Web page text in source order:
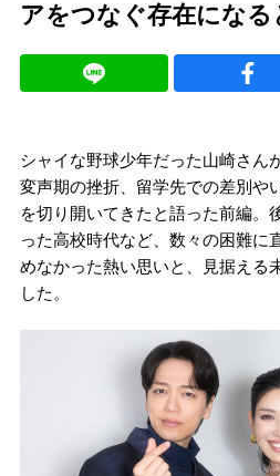
アをつなぐ存在になる
シャイな野球少年だった山崎さん
変声期の挫折、留学先での差別や
を切り開いてきたと語った前編。
った高校時代など、数々の困難に
めなかった熱い思いと、見据える
した。